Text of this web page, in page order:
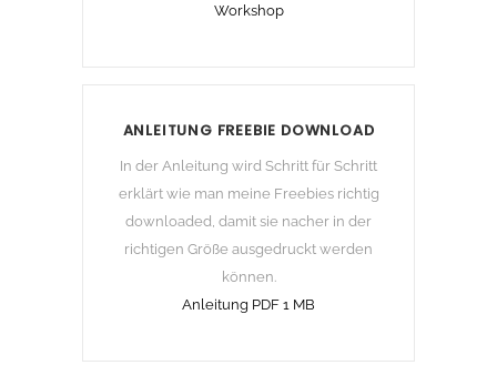
Workshop
ANLEITUNG FREEBIE DOWNLOAD
In der Anleitung wird Schritt für Schritt
erklärt wie man meine Freebies richtig
downloaded, damit sie nacher in der
richtigen Größe ausgedruckt werden
können.
Anleitung PDF 1 MB